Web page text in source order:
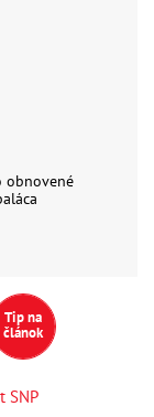
obnovené
Tip na
článok
SNP